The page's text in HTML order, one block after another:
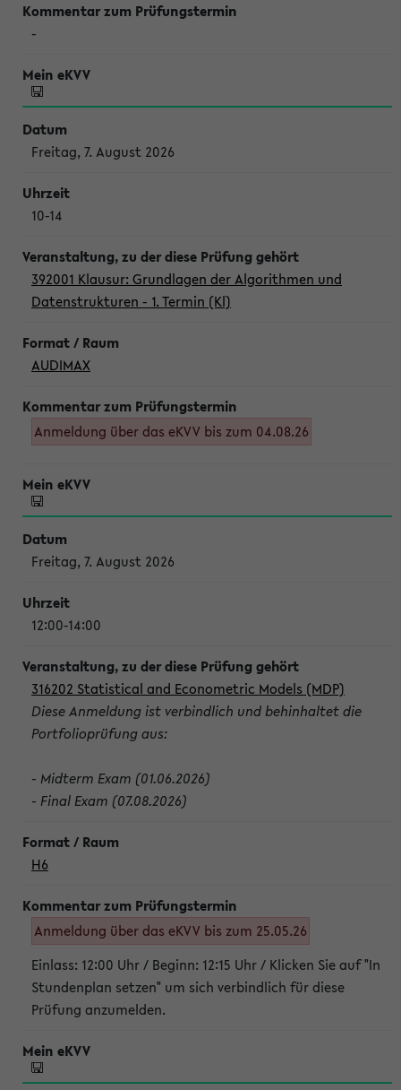
-
Freitag, 7. August 2026
10-14
392001 Klausur: Grundlagen der Algorithmen und
Datenstrukturen - 1. Termin (Kl)
AUDIMAX
Anmeldung über das eKVV bis zum 04.08.26
Freitag, 7. August 2026
12:00-14:00
316202 Statistical and Econometric Models (MDP)
Diese Anmeldung ist verbindlich und behinhaltet die
Portfolioprüfung aus:
- Midterm Exam (01.06.2026)
- Final Exam (07.08.2026)
H6
Anmeldung über das eKVV bis zum 25.05.26
Einlass: 12:00 Uhr / Beginn: 12:15 Uhr / Klicken Sie auf "In
Stundenplan setzen" um sich verbindlich für diese
Prüfung anzumelden.